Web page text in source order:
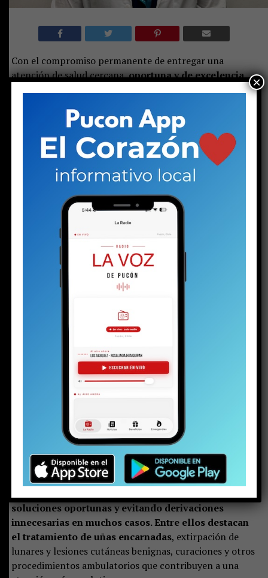
Con el compromiso permanente de entregar una
atención de salud cercana,oportuna y de excelencia,
el Hospital Clínico San Francisco de Pucón continúa
incorporación del Dr. Diego Sáez, Médico General
con orientación en Medicina Familiar.
Su llegada representa un importante aporte para la
comunidad,ya que atenderá a pacientes de todas las
adolescentes, adultos y personas mayores,
abordando la salud con una mirada integral que
tanto la prevención como el diagnóstico,
tratamiento y seguimiento de distintas condiciones de
La Medicina Familiar se caracteriza por acompañar a las
personas a lo largo de todo su ciclo vital,
comprendiendo no solo las enfermedades,
también los factores familiares, sociales y de estilo
Esta visión permite entregar una atención
más personalizada, fortaleciendo la relación médico-
paciente y promoviendo una mejor calidad de vida.
Además de las consultas médicas generales, el Dr. Sáez
soluciones oportunas y evitando derivaciones
innecesarias en muchos casos. Entre ellos destacan
el tratamiento de uñas encarnadas, extirpación de
lunares y lesiones cutáneas benignas, curaciones y otros
procedimientos ambulatorios que contribuyen a una
×